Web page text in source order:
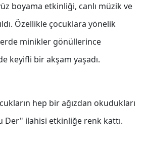
boyama etkinliği, canlı müzik ve
Özellikle çocuklara yönelik
minikler gönüllerince
keyifli bir akşam yaşadı.
hep bir ağızdan okudukları
Der" ilahisi etkinliğe renk kattı.